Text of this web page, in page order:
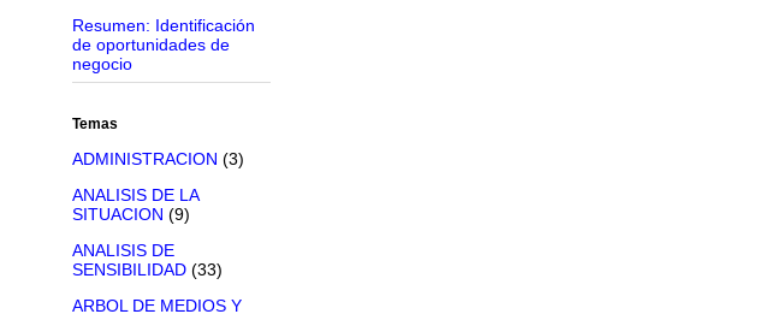
Resumen: Identificación
de oportunidades de
negocio
Temas
ADMINISTRACION (3)
ANALISIS DE LA
SITUACION (9)
ANALISIS DE
SENSIBILIDAD (33)
ARBOL DE MEDIOS Y